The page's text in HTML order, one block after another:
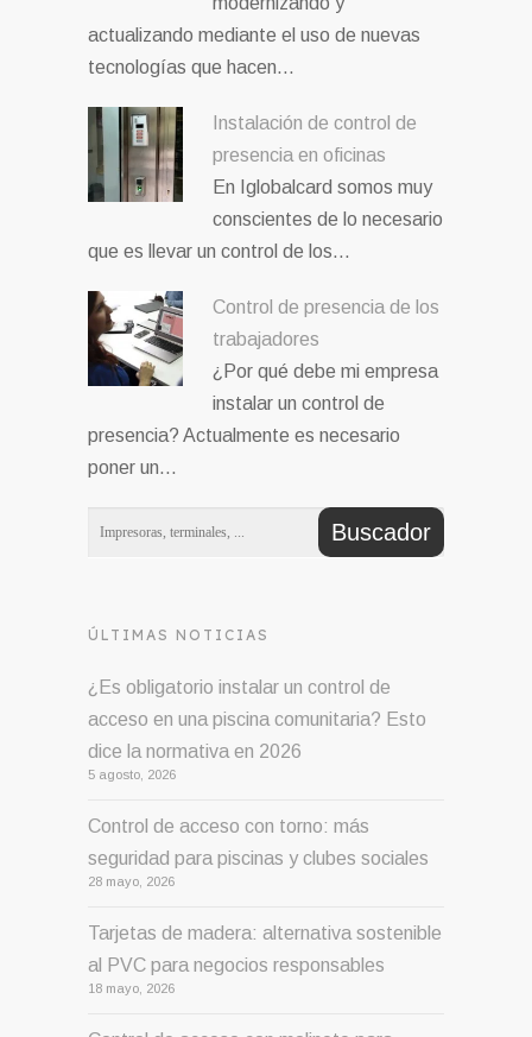
actualizando mediante el uso de nuevas
tecnologías que hacen…
Instalación de control de
presencia en oficinas
En Iglobalcard somos muy
conscientes de lo necesario
que es llevar un control de los…
Control de presencia de los
trabajadores
¿Por qué debe mi empresa
instalar un control de
presencia? Actualmente es necesario
poner un…
ÚLTIMAS NOTICIAS
¿Es obligatorio instalar un control de
acceso en una piscina comunitaria? Esto
dice la normativa en 2026
5 agosto, 2026
Control de acceso con torno: más
seguridad para piscinas y clubes sociales
28 mayo, 2026
Tarjetas de madera: alternativa sostenible
al PVC para negocios responsables
18 mayo, 2026